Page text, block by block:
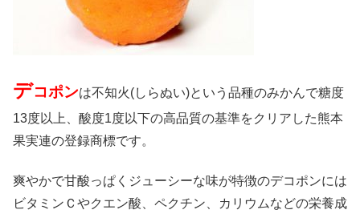
デコポンは不知火(しらぬい)という品種のみかんで糖度
13度以上、酸度1度以下の高品質の基準をクリアした熊本
果実連の登録商標です。
爽やかで甘酸っぱくジューシーな味が特徴のデコポンには
ビタミンＣやクエン酸、ペクチン、カリウムなどの栄養成